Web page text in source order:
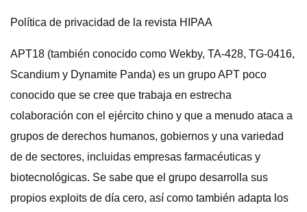
Política de privacidad de la revista HIPAA
APT18 (también conocido como Wekby, TA-428, TG-0416,
Scandium y Dynamite Panda) es un grupo APT poco
conocido que se cree que trabaja en estrecha
colaboración con el ejército chino y que a menudo ataca a
grupos de derechos humanos, gobiernos y una variedad
de de sectores, incluidas empresas farmacéuticas y
biotecnológicas. Se sabe que el grupo desarrolla sus
propios exploits de día cero, así como también adapta los